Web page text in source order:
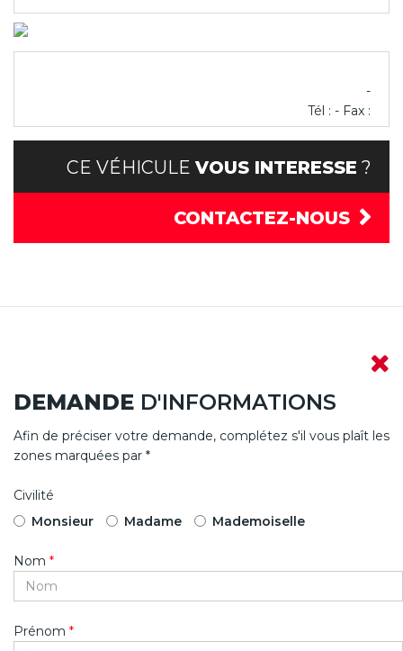
-
Tél : - Fax :
CE VÉHICULE VOUS INTERESSE ?
CONTACTEZ-NOUS
DEMANDE D'INFORMATIONS
Afin de préciser votre demande, complétez s'il vous plaît les
zones marquées par *
Civilité
Monsieur
Madame Mademoiselle
Nom *
Prénom *